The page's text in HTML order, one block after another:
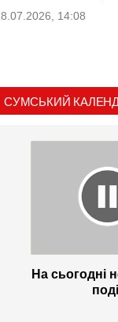
14:08
СУМСЬКИЙ
На сьогодні